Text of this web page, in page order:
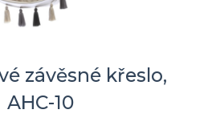
závěsné křeslo,
AHC-10